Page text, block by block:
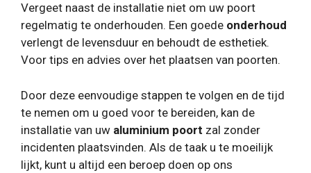
Vergeet naast de installatie niet om uw poort
regelmatig te onderhouden. Een goede onderhoud
verlengt de levensduur en behoudt de esthetiek.
Voor tips en advies over het plaatsen van poorten.
Door deze eenvoudige stappen te volgen en de tijd
te nemen om u goed voor te bereiden, kan de
installatie van uw aluminium poort zal zonder
incidenten plaatsvinden. Als de taak u te moeilijk
lijkt, kunt u altijd een beroep doen op ons